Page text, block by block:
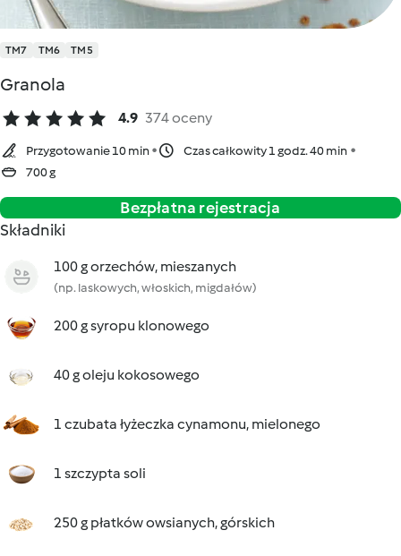
TM7 TM6 TM5
Granola
4.9 374 oceny
Przygotowanie 10 min
Czas całkowity 1 godz. 40 min
700 g
Bezpłatna rejestracja
Składniki
100 g orzechów, mieszanych
(np. laskowych, włoskich, migdałów)
200 g syropu klonowego
40 g oleju kokosowego
1 czubata łyżeczka cynamonu, mielonego
1 szczypta soli
250 g płatków owsianych, górskich